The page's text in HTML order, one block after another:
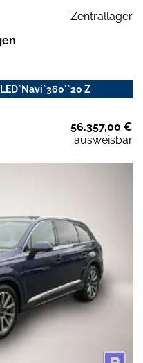
Zentrallager
Z
56.357,00 €
ausweisbar